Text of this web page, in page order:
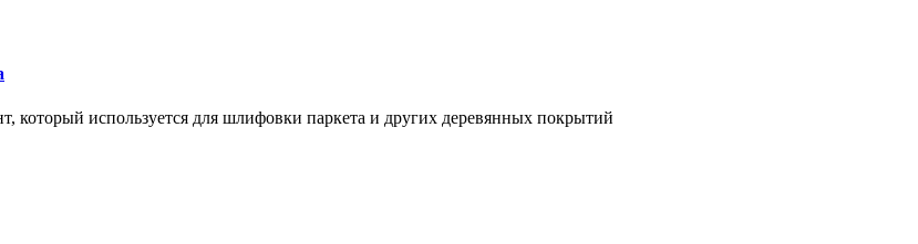
используется для шлифовки паркета и других деревянных покрытий